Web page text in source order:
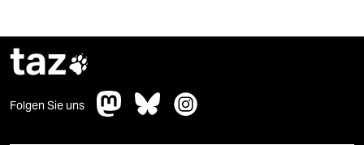
taz
Folgen Sie uns